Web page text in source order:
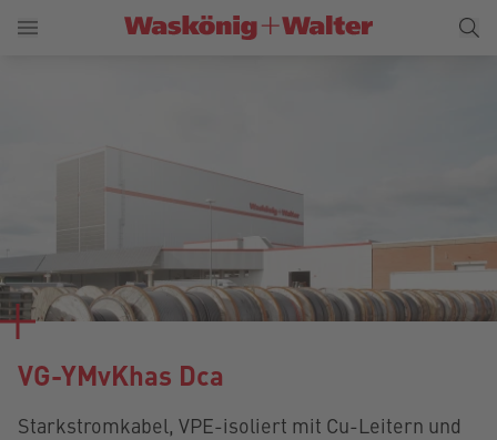
VG-YMvKhas Dca
Starkstromkabel, VPE-isoliert mit Cu-Leitern und